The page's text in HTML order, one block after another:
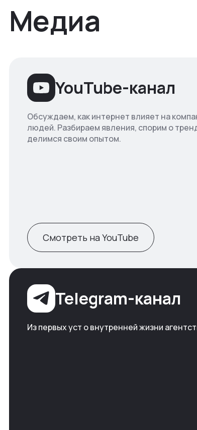
Медиа
YouTube-канал
Обсуждаем, как интернет влияет на
людей. Разбираем явления, спорим о
делимся своим опытом.
Смотреть на YouTube
Telegram-канал
Из первых уст о внутренней жизни